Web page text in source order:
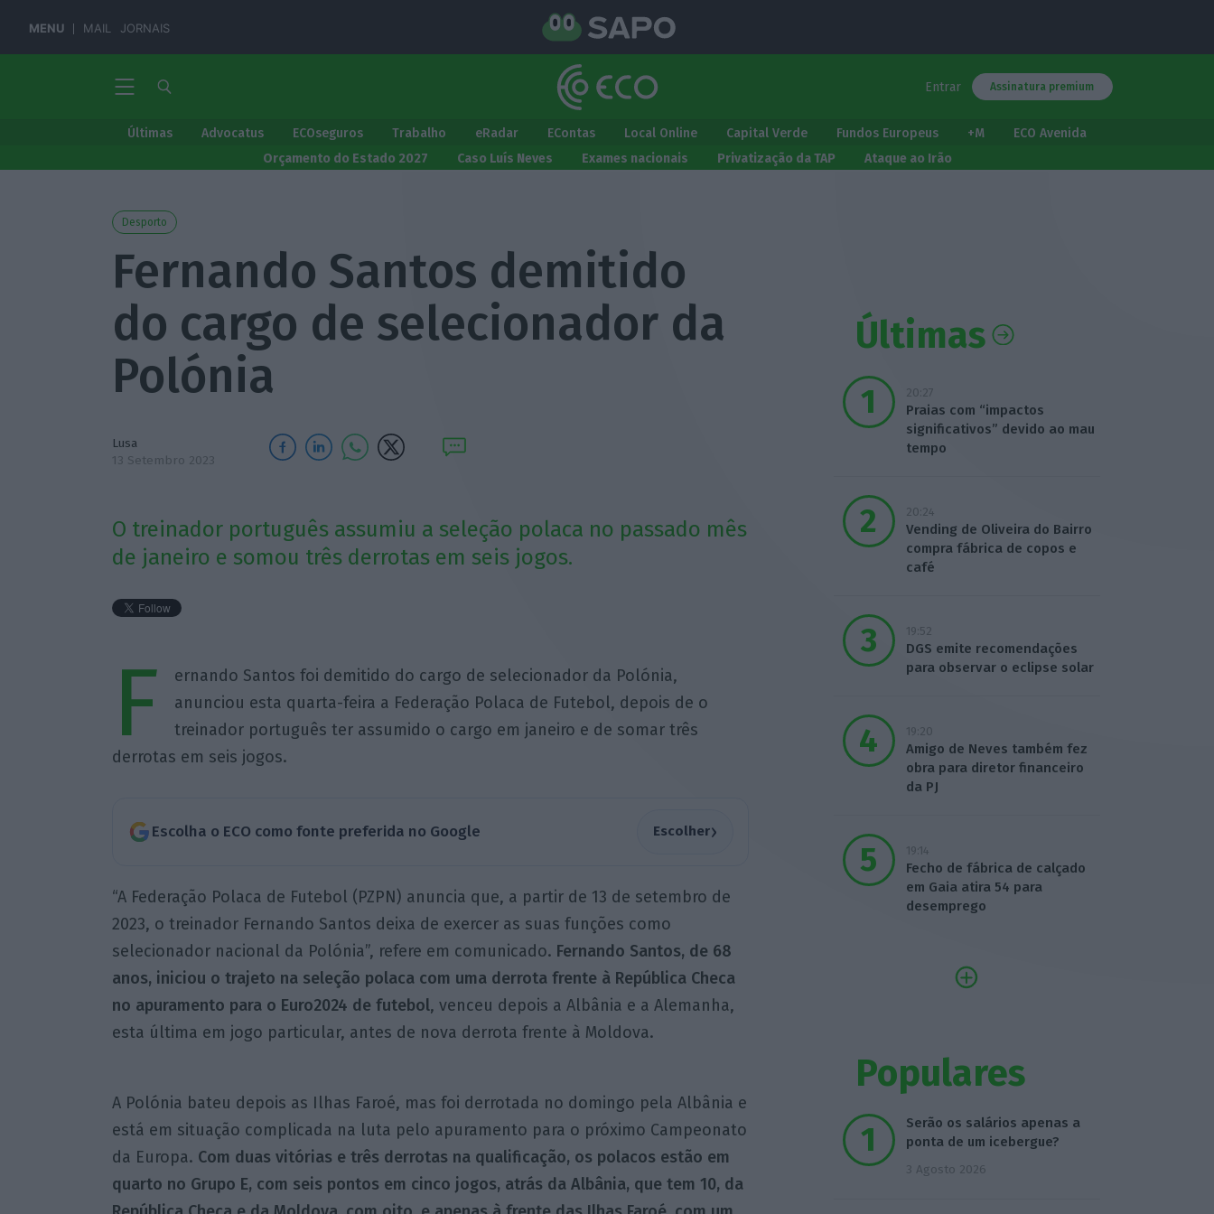
MENU MAIL JORNAIS
Entrar Assinatura premium
Últimas Advocatus ECOseguros Trabalho eRadar EContas Local Online Capital Verde Fundos Europeus +M
ECO Avenida
Orçamento do Estado 2027
Caso Luís Neves Exames nacionais Privatização da TAP Ataque ao Irão
Desporto
Fernando Santos demitido
do cargo de selecionador da
Polónia
Lusa
13 Setembro 2023
O treinador português assumiu a seleção polaca no passado mês
de janeiro e somou três derrotas em seis jogos.
F
ernando Santos foi demitido do cargo de selecionador da Polónia,
anunciou esta quarta-feira a Federação Polaca de Futebol, depois de o
treinador português ter assumido o cargo em janeiro e de somar três
derrotas em seis jogos.
Escolha o ECO como fonte preferida no Google Escolher›
“A Federação Polaca de Futebol (PZPN) anuncia que, a partir de 13 de setembro de
2023, o treinador Fernando Santos deixa de exercer as suas funções como
selecionador nacional da Polónia”, refere em comunicado. Fernando Santos, de 68
anos, iniciou o trajeto na seleção polaca com uma derrota frente à República Checa
no apuramento para o Euro2024 de futebol, venceu depois a Albânia e a Alemanha,
esta última em jogo particular, antes de nova derrota frente à Moldova.
A Polónia bateu depois as Ilhas Faroé, mas foi derrotada no domingo pela Albânia e
está em situação complicada na luta pelo apuramento para o próximo Campeonato
da Europa. Com duas vitórias e três derrotas na qualificação, os polacos estão em
quarto no Grupo E, com seis pontos em cinco jogos, atrás da Albânia, que tem 10, da
Últimas
20:27
Praias com “impactos
significativos” devido ao mau
tempo
20:24
Vending de Oliveira do Bairro
compra fábrica de copos e
café
19:52
DGS emite recomendações
para observar o eclipse solar
19:20
Amigo de Neves também fez
obra para diretor financeiro
da PJ
19:14
Fecho de fábrica de calçado
em Gaia atira 54 para
desemprego
Populares
Serão os salários apenas a
ponta de um icebergue?
3 Agosto 2026